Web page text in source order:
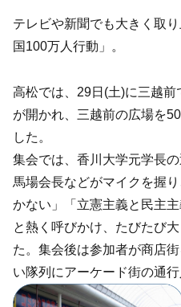
テレビや新聞でも大きく取
国100万人行動」。
高松では、29日(土)に三越前
が開かれ、三越前の広場を
した。
集会では、香川大学元学長
馬場会長などがマイクを握
かない」「立憲主義と民主
と熱く呼びかけ、たびたび
た。集会後は参加者が商店
い隊列にアーケード街の通